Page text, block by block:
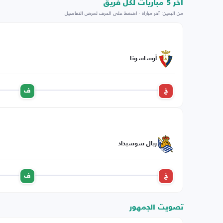
اخر 5 مباريات لكل فريق
من اليمين: آخر مباراة · اضغط على الحرف لعرض التفاصيل
أوساسونا
خ ف
ريال سوسيداد
خ ف
تصويت الجمهور